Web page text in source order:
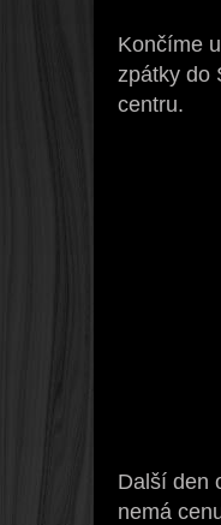
Končíme
zpátky do
centru.
Další den
nemá